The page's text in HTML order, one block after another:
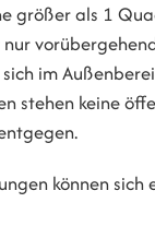
größer als 1
im
stehen keine
können sich